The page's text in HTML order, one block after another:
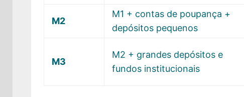
M2
M1 + contas de poupança +
depósitos pequenos
M3
M2 + grandes depósitos e
fundos institucionais